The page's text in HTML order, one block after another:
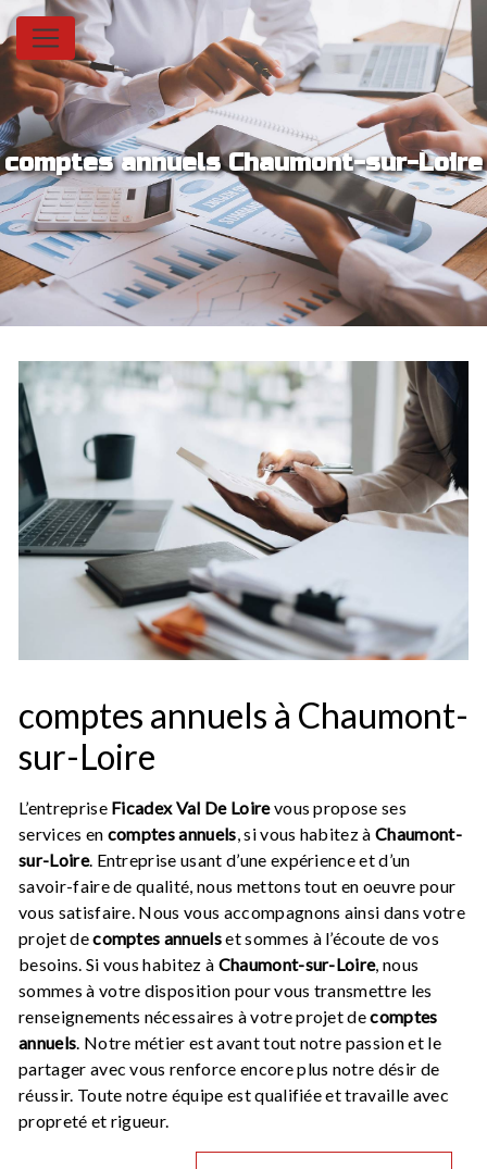
comptes annuels Chaumont-sur-Loire
comptes annuels à Chaumont-
sur-Loire
L’entreprise Ficadex Val De Loirevous propose ses
services en comptes annuels, si vous habitez àChaumont-
sur-Loire. Entreprise usant d’une expérience et d’un
savoir-faire de qualité, nous mettons tout en oeuvre pour
vous satisfaire. Nous vous accompagnons ainsi dans votre
projet decomptes annuelset sommes à l’écoute de vos
besoins. Si vous habitez à Chaumont-sur-Loire, nous
sommes à votre disposition pour vous transmettre les
renseignements nécessaires à votre projet decomptes
annuels. Notre métier est avant tout notre passion et le
partager avec vous renforce encore plus notre désir de
réussir. Toute notre équipe est qualifiée et travaille avec
propreté et rigueur.
Panneau de gestion des cookies